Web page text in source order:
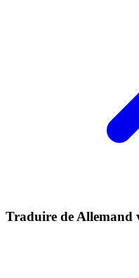
Traduire de Allemand